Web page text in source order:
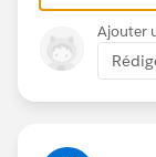
{
Ajouter